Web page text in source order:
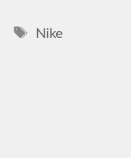
Címkék
Nike